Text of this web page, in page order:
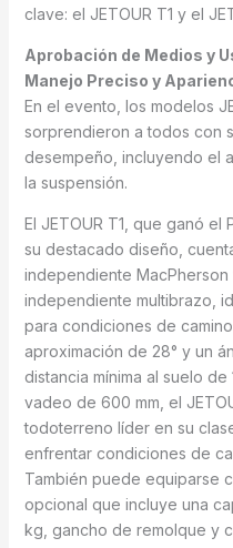
clave: el JETOUR T1 y el
Aprobación de Medios y
Manejo Preciso y
En el evento, los modelos
sorprendieron a todos con
desempeño, incluyendo el
la suspensión.
El JETOUR T1, que ganó
su destacado diseño,
independiente MacPherson
independiente multibrazo,
para condiciones de
aproximación de 28° y un
distancia mínima al suelo
vadeo de 600 mm, el
todoterreno líder en su
enfrentar condiciones de
También puede equiparse
opcional que incluye una
kg, gancho de remolque y